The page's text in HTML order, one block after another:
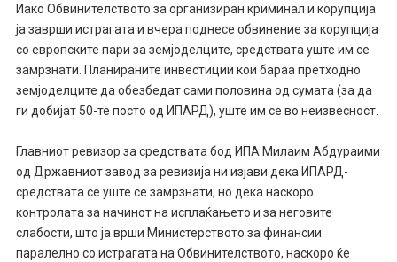
Иако Обвинителството за организиран криминал и корупција
ја заврши истрагата и вчера поднесе обвинение за корупција
со европските пари за земјоделците, средствата уште им се
замрзнати. Планираните инвестиции кои бараа претходно
земјоделците да обезбедат сами половина од сумата (за да
ги добијат 50-те посто од ИПАРД), уште им се во неизвесност.
Главниот ревизор за средствата бод ИПА Милаим Абдураими
од Државниот завод за ревизија ни изјави дека ИПАРД-
средствата се уште се замрзнати, но дека наскоро
контролата за начинот на исплаќањето и за неговите
слабости, што ја врши Министерството за финансии
паралелно со истрагата на Обвинителството, наскоро ќе